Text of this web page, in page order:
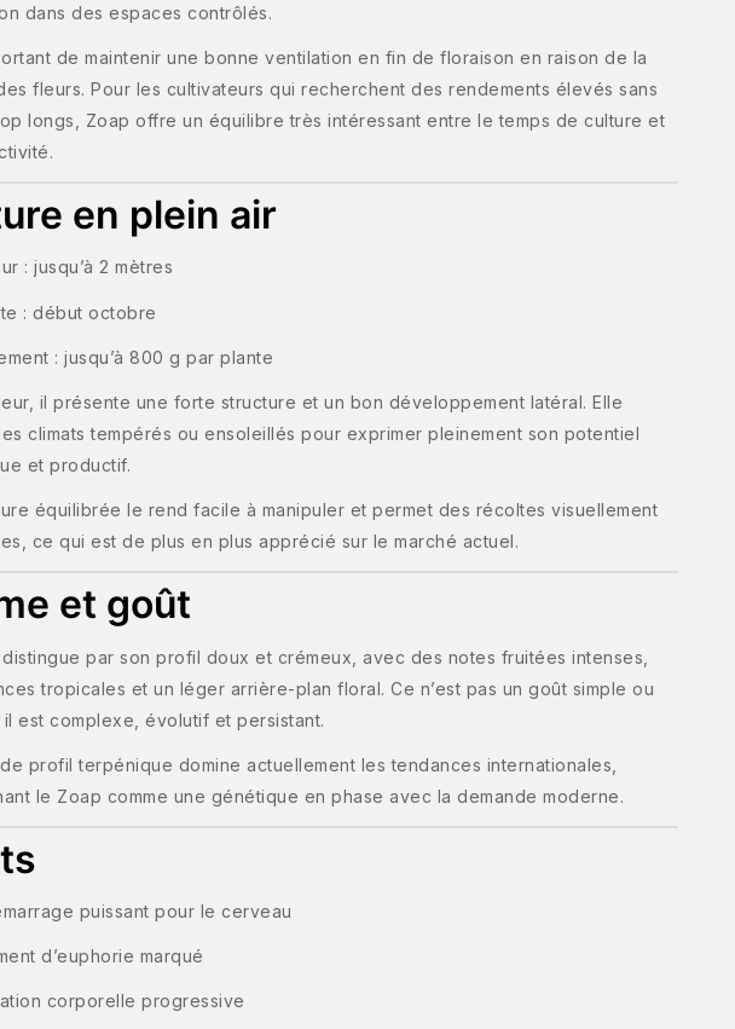
dans des espaces contrôlés.
de maintenir une bonne ventilation en fin de floraison en raison de la
fleurs. Pour les cultivateurs qui recherchent des rendements élevés sans
longs, Zoap offre un équilibre très intéressant entre le temps de culture et
en plein air
: jusqu’à 2 mètres
: début octobre
: jusqu’à 800 g par plante
il présente une forte structure et un bon développement latéral. Elle
climats tempérés ou ensoleillés pour exprimer pleinement son potentiel
et productif.
équilibrée le rend facile à manipuler et permet des récoltes visuellement
ce qui est de plus en plus apprécié sur le marché actuel.
et goût
par son profil doux et crémeux, avec des notes fruitées intenses,
tropicales et un léger arrière-plan floral. Ce n’est pas un goût simple ou
il est complexe, évolutif et persistant.
profil terpénique domine actuellement les tendances internationales,
le Zoap comme une génétique en phase avec la demande moderne.
puissant pour le cerveau
d’euphorie marqué
corporelle progressive